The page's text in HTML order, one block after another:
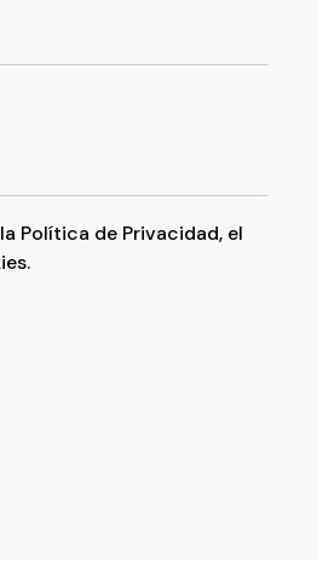
Política de Privacidad, el
.